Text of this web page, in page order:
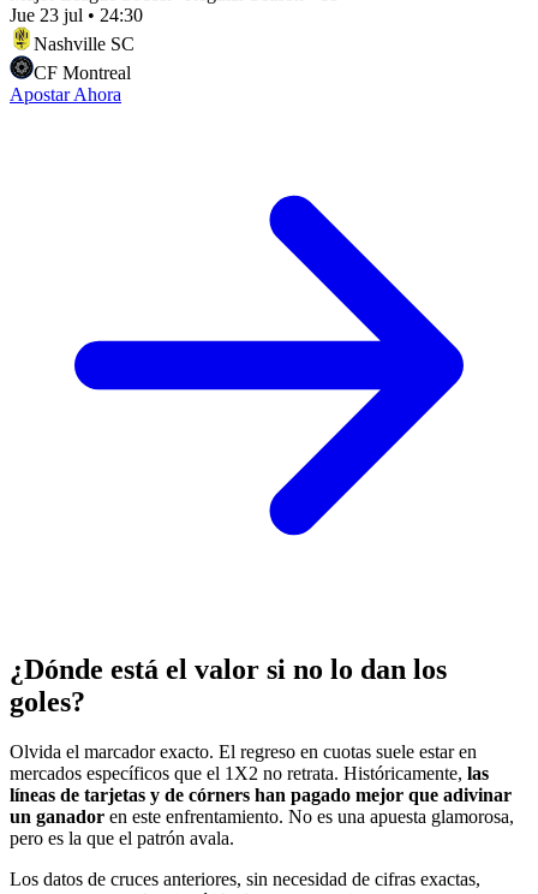
Jue 23 jul • 24:30
Nashville SC
CF Montreal
Apostar Ahora
¿Dónde está el valor si no lo dan los
goles?
Olvida el marcador exacto. El regreso en cuotas suele estar en
mercados específicos que el 1X2 no retrata. Históricamente, las
líneas de tarjetas y de córners han pagado mejor que adivinar
un ganador en este enfrentamiento. No es una apuesta glamorosa,
pero es la que el patrón avala.
Los datos de cruces anteriores, sin necesidad de cifras exactas,